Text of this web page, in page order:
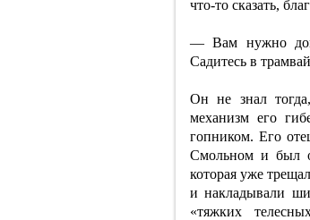
что-то сказать,
— Вам нужно
Садитесь в
Он не знал
механизм его
гопником. Его
Смольном и был
которая уже
и накладывали
«тяжких